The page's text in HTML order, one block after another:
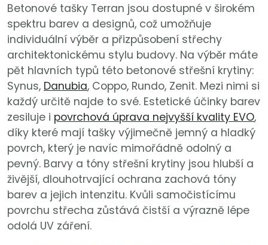
Betonové tašky Terran jsou dostupné v širokém
spektru barev a designů, což umožňuje
individuální výběr a přizpůsobení střechy
architektonickému stylu budovy. Na výběr máte
pět hlavních typů této betonové střešní krytiny:
Synus, Danubia, Coppo, Rundo, Zenit. Mezi nimi si
každý určitě najde to své. Estetické účinky barev
zesiluje i povrchová úprava nejvyšší kvality EVO,
díky které mají tašky výjimečně jemný a hladký
povrch, který je navíc mimořádně odolný a
pevný. Barvy a tóny střešní krytiny jsou hlubší a
živější, dlouhotrvající ochrana zachová tóny
barev a jejich intenzitu. Kvůli samočistícímu
povrchu střecha zůstává čistší a výrazně lépe
odolá UV záření.